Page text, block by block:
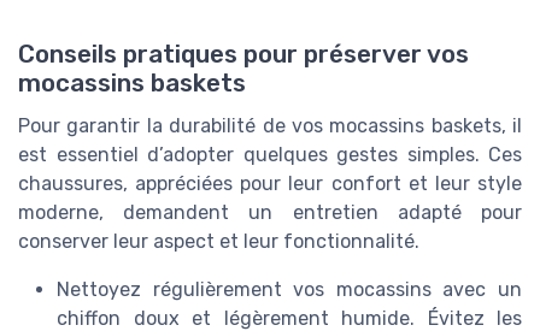
Conseils pratiques pour préserver vos
mocassins baskets
Pour garantir la durabilité de vos mocassins baskets, il
est essentiel d’adopter quelques gestes simples. Ces
chaussures, appréciées pour leur confort et leur style
moderne, demandent un entretien adapté pour
conserver leur aspect et leur fonctionnalité.
Nettoyez régulièrement vos mocassins avec un
chiffon doux et légèrement humide. Évitez les